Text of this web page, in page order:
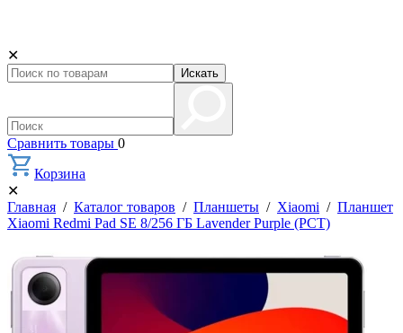
✕
Искать
Сравнить товары 0
Корзина
✕
Главная / Каталог товаров / Планшеты / Xiaomi / Планшет
Xiaomi Redmi Pad SE 8/256 ГБ Lavender Purple (РСТ)